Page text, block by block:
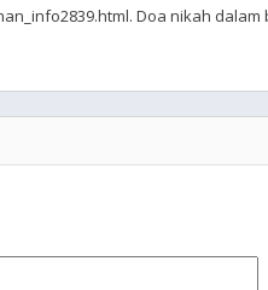
Doa nikah dalam